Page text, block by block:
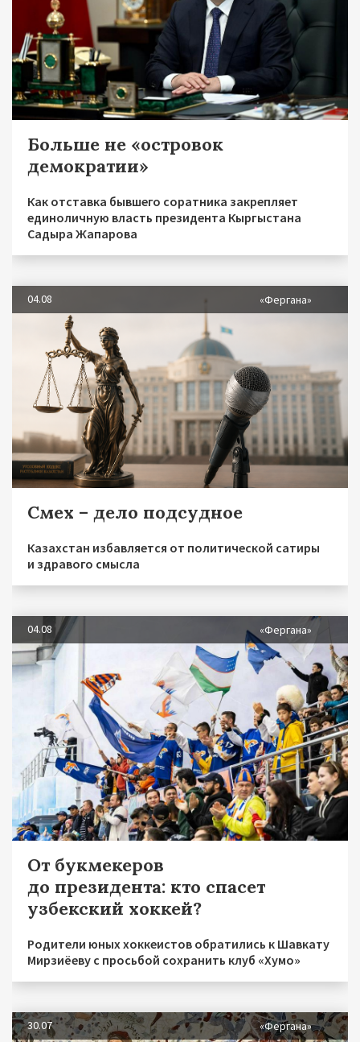
Больше не «островок
демократии»
Как отставка бывшего соратника закрепляет
единоличную власть президента Кыргыстана
Садыра Жапарова
04.08 «Фергана»
Смех – дело подсудное
Казахстан избавляется от политической сатиры
и здравого смысла
04.08 «Фергана»
От букмекеров
до президента: кто спасет
узбекский хоккей?
Родители юных хоккеистов обратились к Шавкату
Мирзиёеву с просьбой сохранить клуб «Хумо»
30.07 «Фергана»